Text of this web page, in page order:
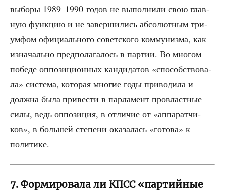
выбо­ры 1989–1990 годов не выпол­ни­ли свою глав­
ную функ­цию и не завер­ши­лись абсо­лют­ным три­
ум­фом офи­ци­аль­но­го совет­ско­го ком­му­низ­ма, как
изна­чаль­но пред­по­ла­га­лось в пар­тии. Во мно­гом
побе­де оппо­зи­ци­он­ных кан­ди­да­тов «спо­соб­ство­ва­
ла» систе­ма, кото­рая мно­гие годы при­во­ди­ла и
долж­на была при­ве­сти в пар­ла­мент про­власт­ные
силы, ведь оппо­зи­ция, в отли­чие от «аппа­рат­чи­
ков», в боль­шей сте­пе­ни ока­за­лась «гото­ва» к
политике.
7. Формировала ли КПСС «партийные